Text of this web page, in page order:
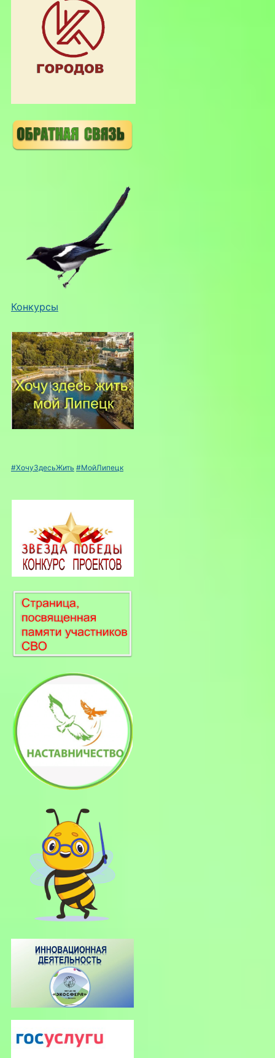
Конкурсы
#ХочуЗдесьЖить #МойЛипецк